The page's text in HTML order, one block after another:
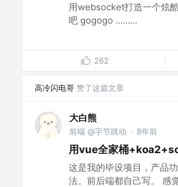
用websocket打造一个炫
吧 gogogo .........
262
高冷闪电哥 赞了这篇文章
大白熊
前端 @字节跳动 · 8年前
用vue全家桶
这是我的毕设项目，产品
法。前后端都自己写。 感